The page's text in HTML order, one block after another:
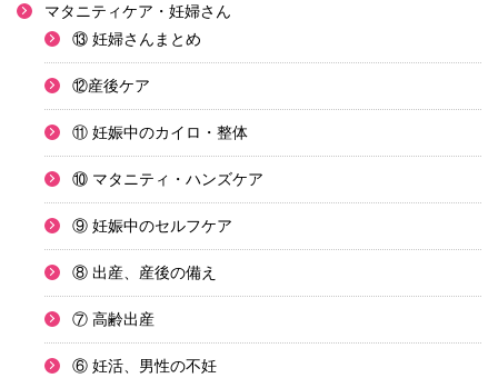
マタニティケア・妊婦さん
⑬ 妊婦さんまとめ
⑫産後ケア
⑪ 妊娠中のカイロ・整体
⑩ マタニティ・ハンズケア
⑨ 妊娠中のセルフケア
⑧ 出産、産後の備え
⑦ 高齢出産
⑥ 妊活、男性の不妊